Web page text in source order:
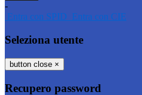
-
Entra con SPID Entra con CIE
Seleziona utente
button close ×
Recupero password